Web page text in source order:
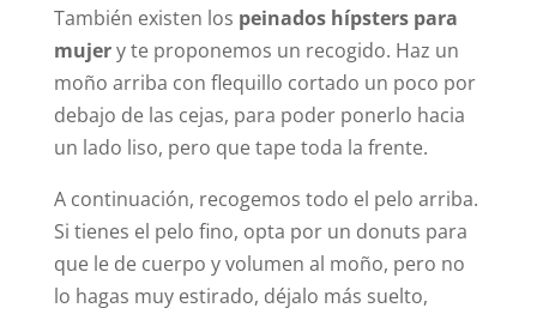
También existen los peinados hípsters para
mujery te proponemos un recogido. Haz un
moño arriba con flequillo cortado un poco por
debajo de las cejas, para poder ponerlo hacia
un lado liso, pero que tape toda la frente.
A continuación, recogemos todo el pelo arriba.
Si tienes el pelo fino, opta por un donuts para
que le de cuerpo y volumen al moño, pero no
lo hagas muy estirado, déjalo más suelto,